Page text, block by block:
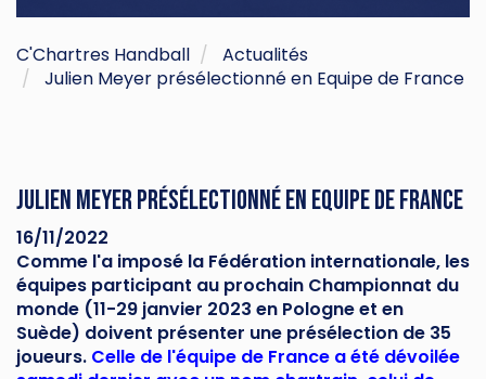
C'Chartres Handball
Actualités
Julien Meyer présélectionné en Equipe de France
Julien Meyer présélectionné en Equipe de France
16/11/2022
Comme l'a imposé la Fédération internationale, les
équipes participant au prochain Championnat du
monde (11-29 janvier 2023 en Pologne et en
Suède) doivent présenter une présélection de 35
joueurs. Celle de l'équipe de France a été dévoilée